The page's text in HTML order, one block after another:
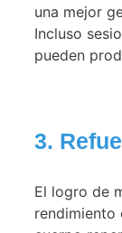
una mejor
Incluso
pueden
3.
El logro de